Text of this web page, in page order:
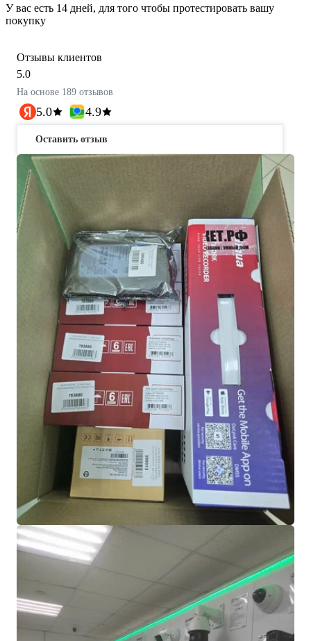
У вас есть 14 дней, для того чтобы протестировать вашу
покупку